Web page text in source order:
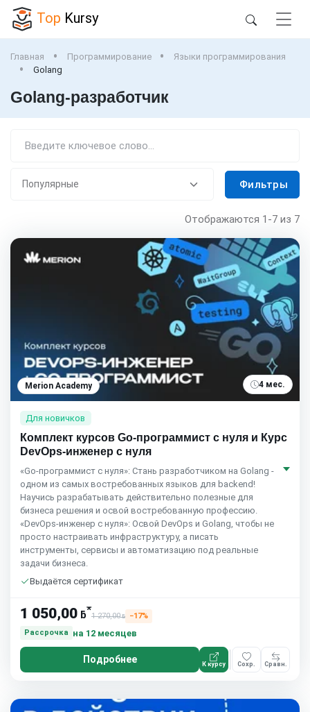
Top Kursy
Главная Программирование
Языки программирования
Golang
Golang-разработчик
Фильтры
Отображаются 1-7 из 7
Merion Academy 4 мес.
Для новичков
Комплект курсов Go-программист с нуля и Курс
DevOps-инженер с нуля
«Go-программист с нуля»: Стань разработчиком на Golang -
одном из самых востребованных языков для backend!
Научись разрабатывать действительно полезные для
бизнеса решения и освой востребованную профессию.
«DevOps-инженер с нуля»: Освой DevOps и Golang, чтобы не
просто настраивать инфраструктуру, а писать
инструменты, сервисы и автоматизацию под реальные
задачи бизнеса.
Выдаётся сертификат
1 050,00 ƃ*
1 270,00ƃ
−17%
Рассрочка
на 12 месяцев
Подробнее К курсу Сохр. Сравн.